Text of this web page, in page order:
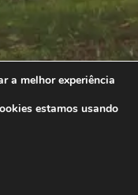
a melhor experiência
estamos usando